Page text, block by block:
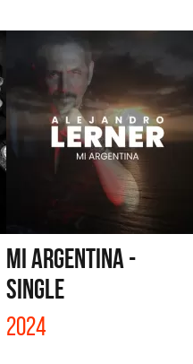
MI ARGENTINA -
SINGLE
2024